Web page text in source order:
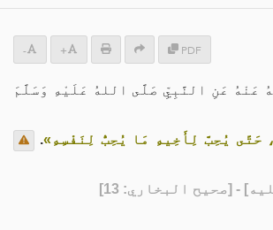
PDF
+
-
عَنْهُ عَنِ النَّبِيِّ صَلَّى اللهُ عَلَيْهِ وَسَلَّمَ
حَتَّى يُحِبَّ لِأَخِيهِ مَا يُحِبُّ لِنَفْسِهِ».
- [صحيح البخاري: 13]